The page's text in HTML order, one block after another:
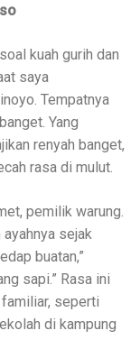
kuah gurih dan
saya
Tempatnya
Yang
renyah banget,
rasa di mulut.
pemilik warung.
sejak
buatan,”
sapi.” Rasa ini
seperti
di kampung